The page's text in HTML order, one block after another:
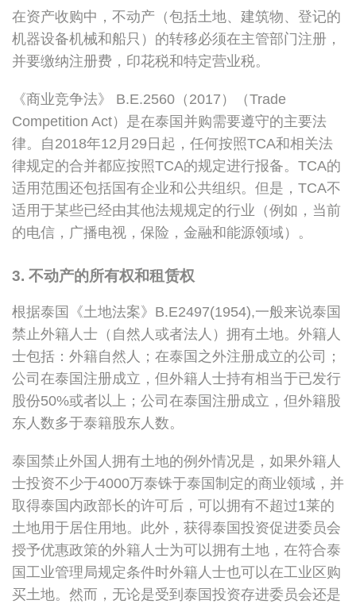
在资产收购中，不动产（包括土地、建筑物、登记的
机器设备机械和船只）的转移必须在主管部门注册，
并要缴纳注册费，印花税和特定营业税。
《商业竞争法》 B.E.2560（2017）（Trade
Competition Act）是在泰国并购需要遵守的主要法
律。自2018年12月29日起，任何按照TCA和相关法
律规定的合并都应按照TCA的规定进行报备。TCA的
适用范围还包括国有企业和公共组织。但是，TCA不
适用于某些已经由其他法规规定的行业（例如，当前
的电信，广播电视，保险，金融和能源领域）。
3. 不动产的所有权和租赁权
根据泰国《土地法案》B.E2497(1954),一般来说泰国
禁止外籍人士（自然人或者法人）拥有土地。外籍人
士包括：外籍自然人；在泰国之外注册成立的公司；
公司在泰国注册成立，但外籍人士持有相当于已发行
股份50%或者以上；公司在泰国注册成立，但外籍股
东人数多于泰籍股东人数。
泰国禁止外国人拥有土地的例外情况是，如果外籍人
士投资不少于4000万泰铢于泰国制定的商业领域，并
取得泰国内政部长的许可后，可以拥有不超过1莱的
土地用于居住用地。此外，获得泰国投资促进委员会
授予优惠政策的外籍人士为可以拥有土地，在符合泰
国工业管理局规定条件时外籍人士也可以在工业区购
买土地。然而，无论是受到泰国投资存进委员会还是